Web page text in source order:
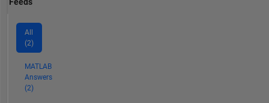
Feeds
All
(2)
MATLAB
Answers
(2)